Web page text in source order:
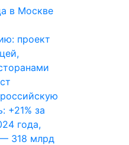
в Москве
проект
+21% за
года,
318 млрд